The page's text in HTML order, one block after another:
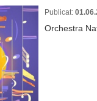
Publicat:
Orchestra